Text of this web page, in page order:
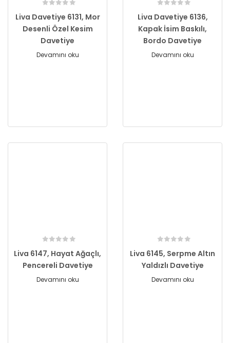
Liva Davetiye 6131, Mor
Desenli Özel Kesim
Davetiye
Devamını oku
Liva Davetiye 6136,
Kapak İsim Baskılı,
Bordo Davetiye
Devamını oku
Liva 6147, Hayat Ağaçlı,
Pencereli Davetiye
Devamını oku
Liva 6145, Serpme Altın
Yaldızlı Davetiye
Devamını oku